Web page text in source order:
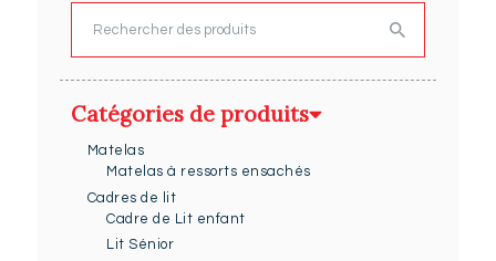
Rechercher
Catégories de produits
Matelas
Matelas à ressorts ensachés
Cadres de lit
Cadre de Lit enfant
Lit Sénior